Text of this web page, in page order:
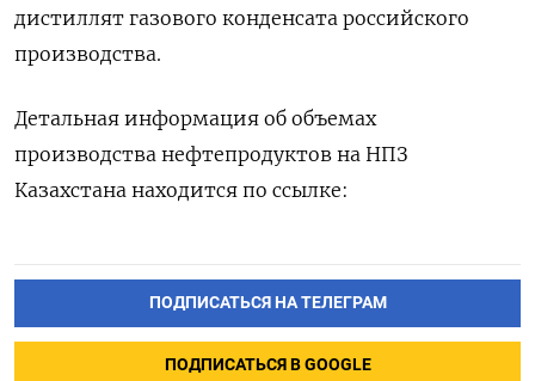
дистиллят газового конденсата российского
производства.
Детальная информация ​об объемах
производства нефтепродуктов на НПЗ
‌Казахстана находится по ссылке:
ПОДПИСАТЬСЯ НА ТЕЛЕГРАМ
ПОДПИСАТЬСЯ В GOOGLE